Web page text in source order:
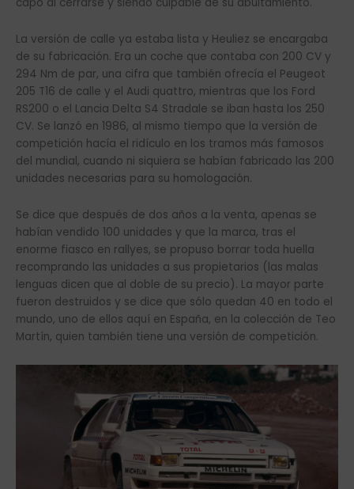
La versión de calle ya estaba lista y Heuliez se encargaba
de su fabricación. Era un coche que contaba con 200 CV y
294 Nm de par, una cifra que también ofrecía el Peugeot
205 T16 de calle y el Audi quattro, mientras que los Ford
RS200 o el Lancia Delta S4 Stradale se iban hasta los 250
CV. Se lanzó en 1986, al mismo tiempo que la versión de
competición hacía el ridículo en los tramos más famosos
del mundial, cuando ni siquiera se habían fabricado las 200
unidades necesarias para su homologación.
Se dice que después de dos años a la venta, apenas se
habían vendido 100 unidades y que la marca, tras el
enorme fiasco en rallyes, se propuso borrar toda huella
recomprando las unidades a sus propietarios (las malas
lenguas dicen que al doble de su precio). La mayor parte
fueron destruidos y se dice que sólo quedan 40 en todo el
mundo, uno de ellos aquí en España, en la colección de Teo
Martín, quien también tiene una versión de competición.